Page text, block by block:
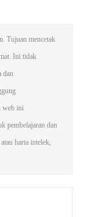
Tujuan mencetak
Ini tidak
dan
web ini
pembelajaran dan
harta intelek,